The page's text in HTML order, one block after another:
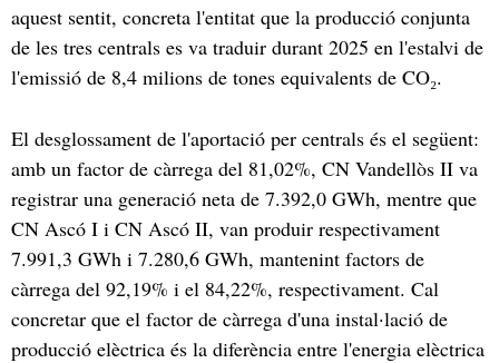
aquest sentit, concreta l'entitat que la producció conjunta
de les tres centrals es va traduir durant 2025 en l'estalvi de
l'emissió de 8,4 milions de tones equivalents de CO₂.
El desglossament de l'aportació per centrals és el següent:
amb un factor de càrrega del 81,02%, CN Vandellòs II va
registrar una generació neta de 7.392,0 GWh, mentre que
CN Ascó I i CN Ascó II, van produir respectivament
7.991,3 GWh i 7.280,6 GWh, mantenint factors de
càrrega del 92,19% i el 84,22%, respectivament. Cal
concretar que el factor de càrrega d'una instal·lació de
producció elèctrica és la diferència entre l'energia elèctrica